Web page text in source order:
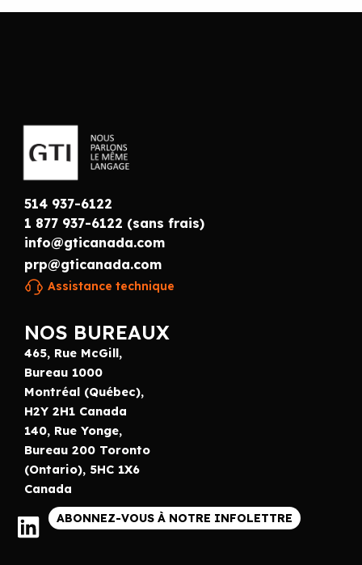
514 937-6122
1 877 937-6122 (sans frais)
info@gticanada.com
prp@gticanada.com
Assistance technique
NOS BUREAUX
465, Rue McGill,
Bureau 1000
Montréal (Québec),
H2Y 2H1 Canada
140, Rue Yonge,
Bureau 200 Toronto
(Ontario), 5HC 1X6
Canada
ABONNEZ-VOUS À NOTRE INFOLETTRE